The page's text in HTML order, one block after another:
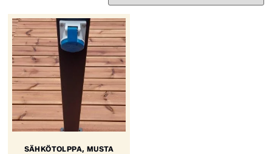
SÄHKÖTOLPPA, MUSTA